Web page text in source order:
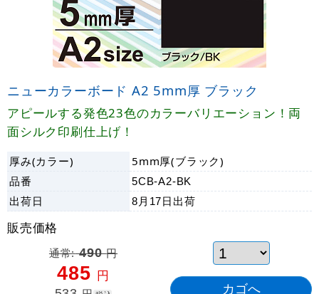
ニューカラーボード A2 5mm厚 ブラック
アピールする発色23色のカラーバリエーション！両
面シルク印刷仕上げ！
厚み(カラー)
5mm厚(ブラック)
品番
5CB-A2-BK
出荷日 8月17日 出荷
販売価格
通常:490円
485 円